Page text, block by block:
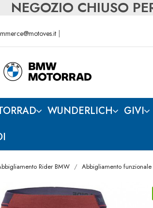
NEGOZIO CHIUSO
WUNDERLICH GIVI
Rider BMW Abbigliamento funzionale